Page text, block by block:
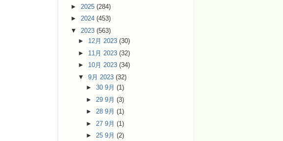
► 2025 (284)
► 2024 (453)
▼ 2023 (563)
► 12月 2023(30)
► 11月 2023(32)
► 10月 2023(34)
▼9月 2023(32)
► 30 9月 (1)
► 29 9月 (3)
► 28 9月 (1)
► 27 9月 (1)
► 25 9月 (2)